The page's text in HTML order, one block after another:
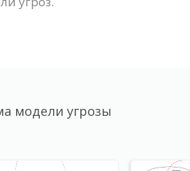
модели угрозы